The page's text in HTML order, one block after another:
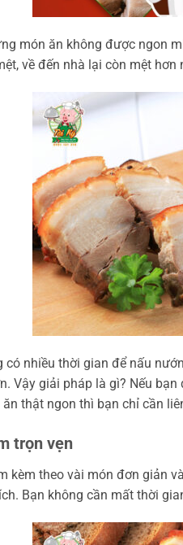
món ăn không được ngon
về đến nhà lại còn mệt
nhiều thời gian để nấu
Vậy giải pháp là gì? Nếu
thật ngon thì bạn chỉ cần
trọn vẹn
kèm theo vài món đơn giản
Bạn không cần mất thời